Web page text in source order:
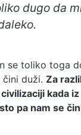
dugo da
se toliko toga
čini duži. Za
kada iz
pa nam se